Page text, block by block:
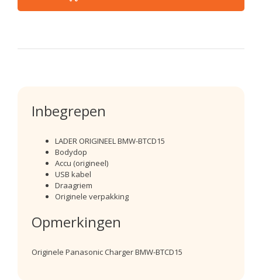
Inbegrepen
LADER ORIGINEEL BMW-BTCD15
Bodydop
Accu (origineel)
USB kabel
Draagriem
Originele verpakking
Opmerkingen
Originele Panasonic Charger BMW-BTCD15